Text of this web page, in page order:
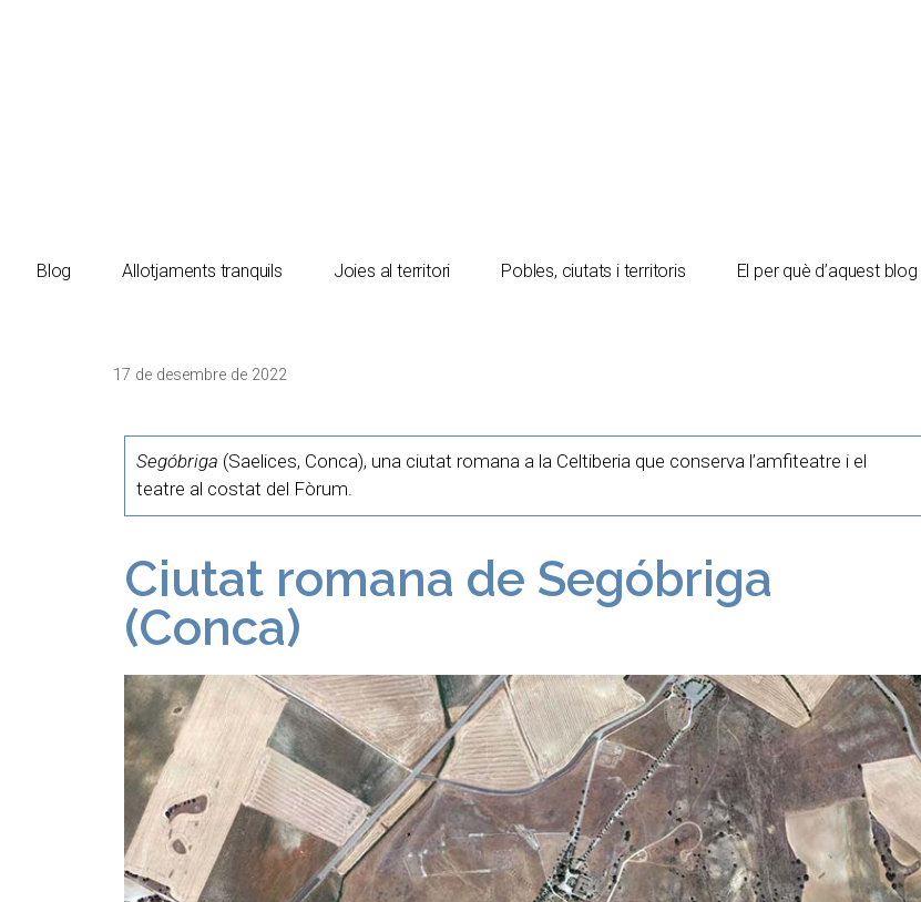
Blog Allotjaments tranquils Joies al territori Pobles, ciutats i territoris El per què d’aquest blog
17 de desembre de 2022
Segóbriga (Saelices, Conca), una ciutat romana a la Celtiberia que conserva l’amfiteatre i el
teatre al costat del Fòrum.
Ciutat romana de Segóbriga
(Conca)